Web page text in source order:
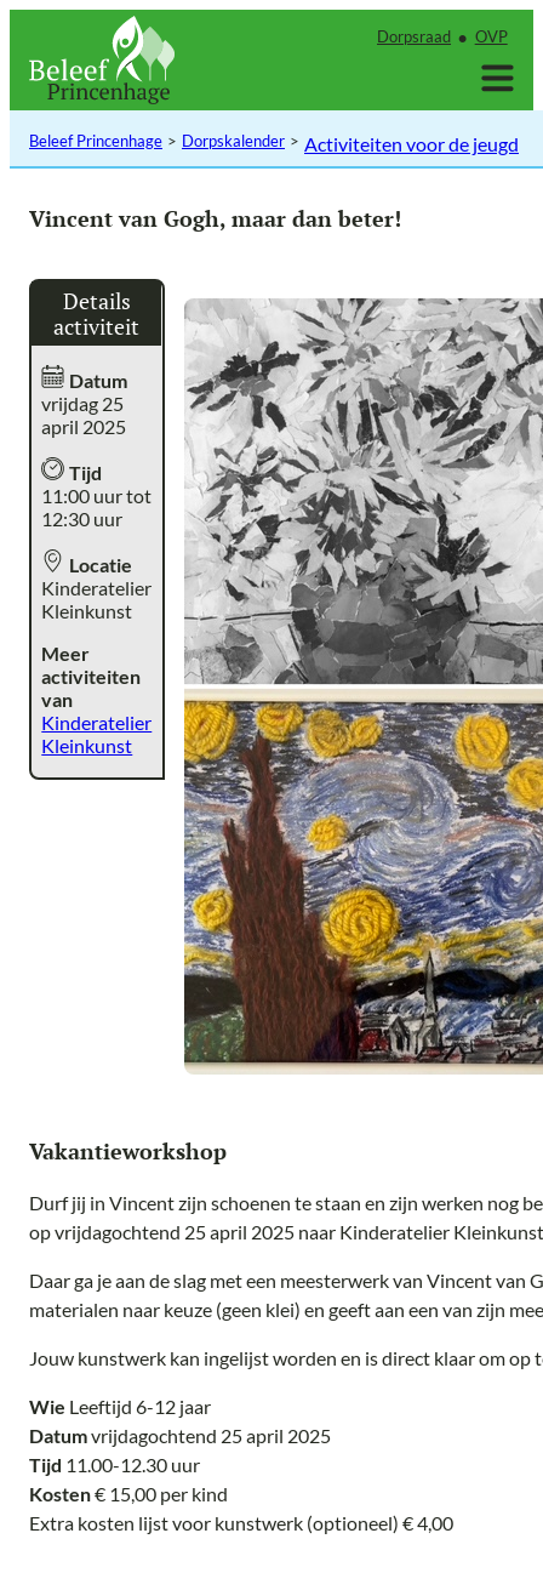
inhoud
Dorpsraad OVP
Beleef Princenhage Dorpskalender Activiteiten voor de jeugd
Vincent van Gogh, maar dan beter!
Details
activiteit
Datum
vrijdag 25
april 2025
Tijd
11:00 uur tot
12:30 uur
Locatie
Kinderatelier
Kleinkunst
Meer
activiteiten
van
Kinderatelier
Kleinkunst
Vakantieworkshop
Durf jij in Vincent zijn schoenen te staan en zijn werken nog
op vrijdagochtend 25 april 2025 naar Kinderatelier
Daar ga je aan de slag met een meesterwerk van Vincent van
materialen naar keuze (geen klei) en geeft aan een van zijn
Jouw kunstwerk kan ingelijst worden en is direct klaar om op
Wie Leeftijd 6-12 jaar
Datumvrijdagochtend 25 april 2025
Tijd 11.00-12.30 uur
Kosten€ 15,00 per kind
Extra kosten lijst voor kunstwerk (optioneel) € 4,00